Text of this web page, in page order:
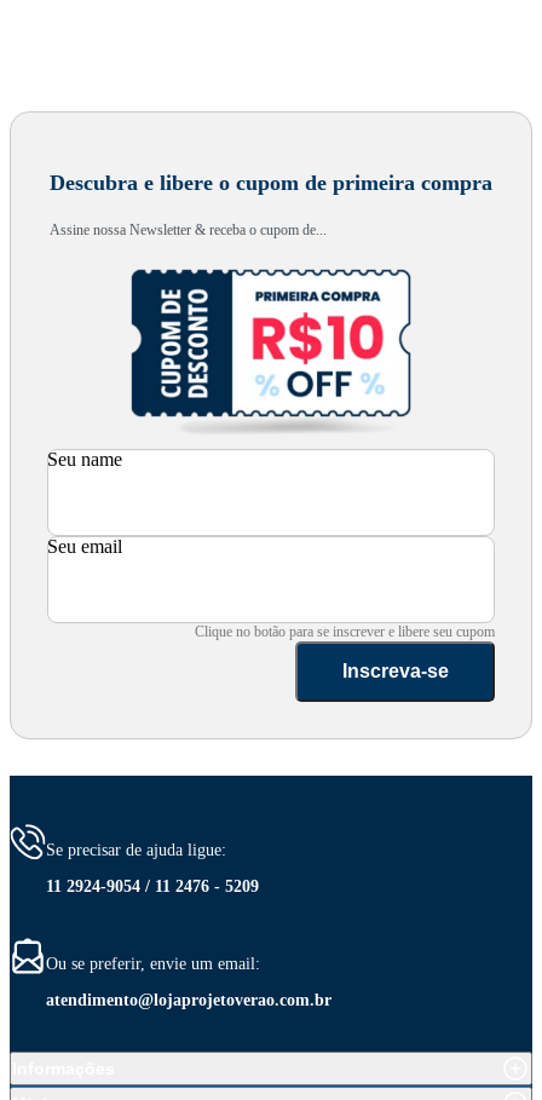
Descubra e libere o cupom de primeira compra
Assine nossa Newsletter & receba o cupom de...
Seu name
Seu email
Clique no botão para se inscrever e libere seu cupom
Inscreva-se
Se precisar de ajuda ligue:
11 2924-9054 / 11 2476 - 5209
Ou se preferir, envie um email:
atendimento@lojaprojetoverao.com.br